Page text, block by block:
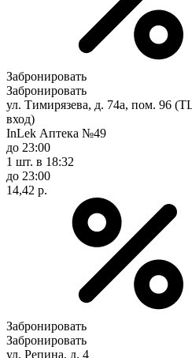
Забронировать
Забронировать
ул. Тимирязева, д. 74а, пом. 96
вход)
InLek Аптека №49
до 23:00
1 шт. в 18:32
до 23:00
14,42 р.
Забронировать
Забронировать
ул. Репина, д. 4